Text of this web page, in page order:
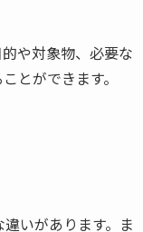
や対象物、必要な
とができます。
いがあります。ま